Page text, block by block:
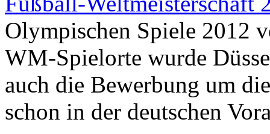
Olympischen Spiele 2012
WM-Spielorte wurde
auch die Bewerbung um
schon in der deutschen